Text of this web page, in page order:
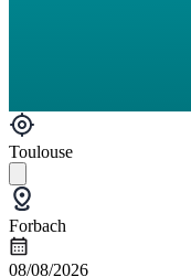
Toulouse
Forbach
08/08/2026